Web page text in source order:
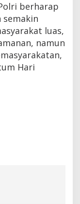
berharap
luas,
namun
Hari